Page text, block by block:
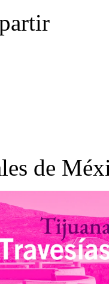
de